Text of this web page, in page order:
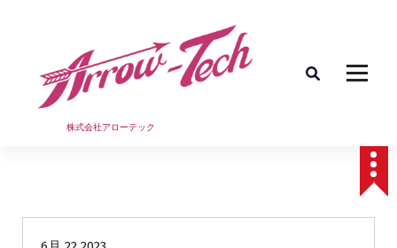
株式会社アローテック